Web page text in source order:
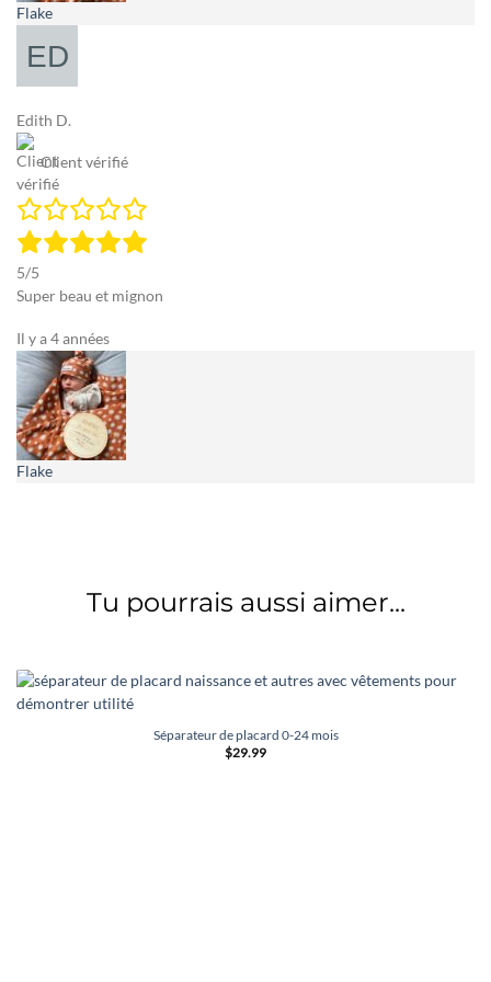
Flake
Edith D.
Client vérifié
5/5
Super beau et mignon
Il y a 4 années
Flake
Tu pourrais aussi aimer...
Séparateur de placard 0-24 mois
$29.99